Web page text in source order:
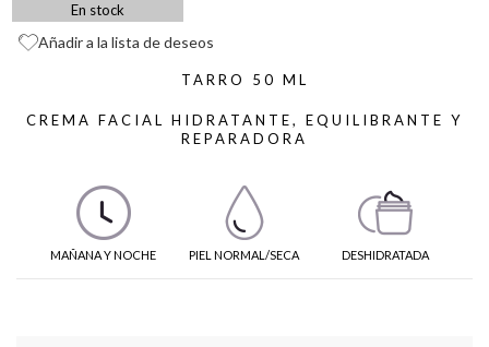
En stock
Añadir a la lista de deseos
TARRO 50 ML
CREMA FACIAL HIDRATANTE, EQUILIBRANTE Y
REPARADORA
MAÑANA Y NOCHE PIEL NORMAL/SECA DESHIDRATADA